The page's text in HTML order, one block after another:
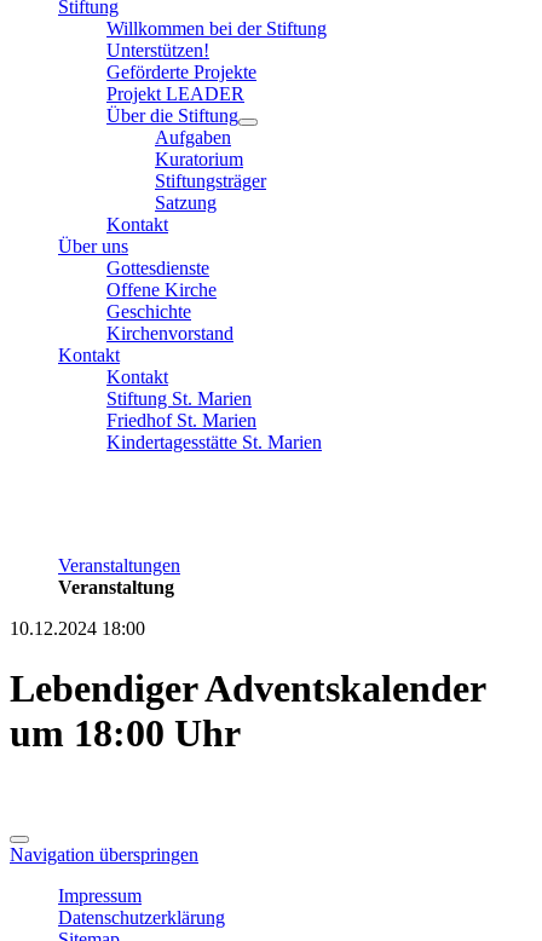
Stiftung
Willkommen bei der Stiftung
Unterstützen!
Geförderte Projekte
Projekt LEADER
Über die Stiftung
Aufgaben
Kuratorium
Stiftungsträger
Satzung
Kontakt
Über uns
Gottesdienste
Offene Kirche
Geschichte
Kirchenvorstand
Kontakt
Kontakt
Stiftung St. Marien
Friedhof St. Marien
Kindertagesstätte St. Marien
Veranstaltungen
Veranstaltung
10.12.2024 18:00
Lebendiger Adventskalender
um 18:00 Uhr
Navigation überspringen
Impressum
Datenschutzerklärung